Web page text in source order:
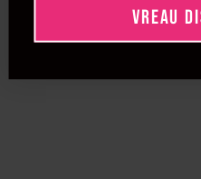
VREAU